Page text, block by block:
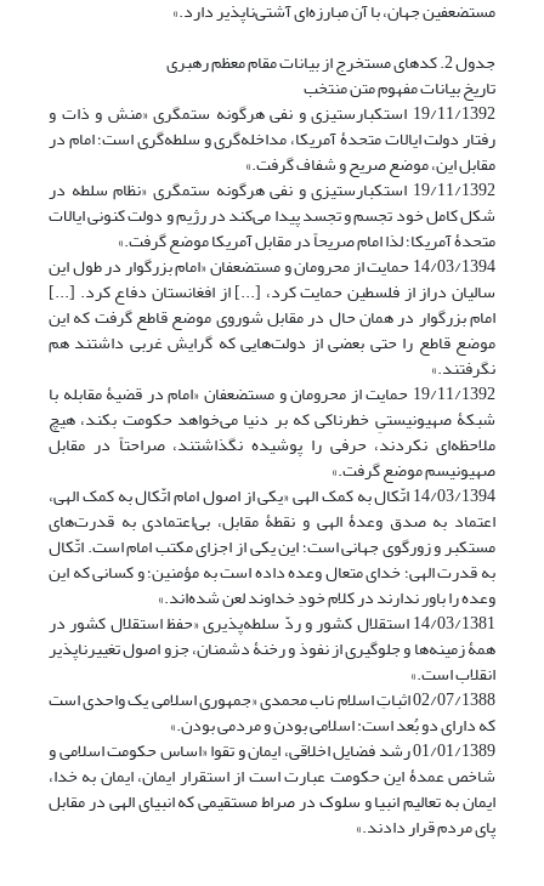
مستضعفین جهان، با آن مبارزه‌ای آشتی‌ناپذیر دارد.»
جدول 2. کدهای مستخرج از بیانات مقام معظم رهبری
تاریخ بیانات مفهوم متن منتخب
19/11/1392 استکبارستیزی و نفی هرگونه ستمگری «منش و ذات و
رفتار دولت ایالات متحدۀ آمریکا، مداخله‌گری و سلطه‌گری است؛ امام در
مقابل این، موضع صریح و شفاف گرفت.»
19/11/1392 استکبارستیزی و نفی هرگونه ستمگری «نظام سلطه در
شکل کامل خود تجسم و تجسد پیدا می‌کند در رژیم و دولت کنونی ایالات
متحدۀ‌ آمریکا؛ لذا امام صریحاً در مقابل آمریکا موضع گرفت.»
14/03/1394 حمایت از محرومان و مستضعفان «امام بزرگوار در طول این
سالیان دراز از فلسطین حمایت کرد، [...] از افغانستان دفاع کرد. [...]
امام بزرگوار در همان حال در مقابل شوروی موضع قاطع گرفت که این
موضع قاطع را حتی بعضی از دولت‌هایی که گرایش غربی داشتند هم
نگرفتند.»
19/11/1392 حمایت از محرومان و مستضعفان «امام در قضیۀ‌ مقابله‌ با
شبکۀ‌ صهیونیستیِ خطرناکی که بر دنیا می‌خواهد حکومت بکند، هیچ
ملاحظه‌ای نکردند، حرفی را پوشیده نگذاشتند، صراحتاً در مقابل
صهیونیسم موضع گرفت.»
14/03/1394 اتّکال به کمک الهی «یکی از اصول امام اتّکال به کمک الهی،
اعتماد به صدق وعدۀ‌ الهی و نقطۀ مقابل، بی‌اعتمادی به قدرت‌های
مستکبر و زورگوی جهانی است؛ این‌ یکی از اجزای مکتب امام است. اتّکال
به قدرت الهی؛ خدای متعال وعده داده است به مؤمنین؛ و کسانی که این
وعده را باور ندارند در کلام خودِ خداوند لعن شده‌اند.»
14/03/1381 استقلال کشور و ردّ سلطه‌پذیری «حفظ استقلال کشور در
همۀ زمینه‌ها و جلوگیرى از نفوذ و رخنۀ دشمنان، جزو اصول تغییرناپذیر
انقلاب است.»
02/07/1388 اثباتِ اسلام ناب محمدی «جمهوری اسلامی یک واحدی است
که دارای دو بُعد است: اسلامی بودن و مردمی بودن.»
01/01/1389 رشد فضایل اخلاقی، ایمان و تقوا «اساس حکومت اسلامی و
شاخص عمدۀ این حکومت عبارت است از استقرار ایمان، ایمان به خدا،
ایمان به تعالیم انبیا و سلوک در صراط مستقیمی که انبیای الهی در مقابل
پای مردم قرار دادند.»